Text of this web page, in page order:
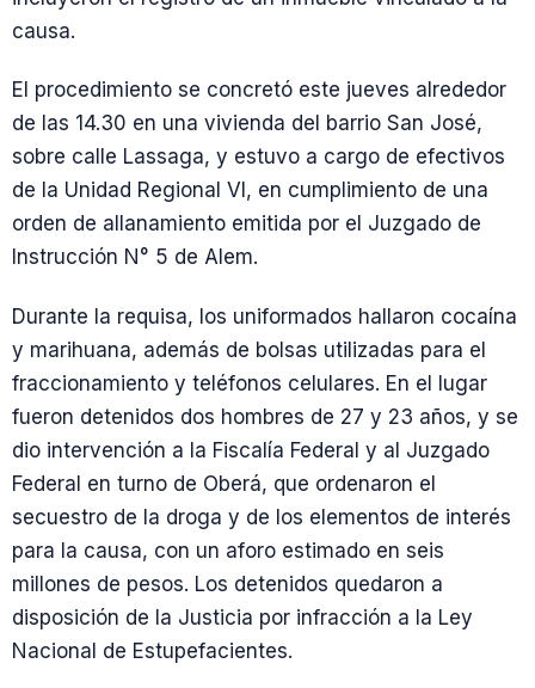
causa.
El procedimiento se concretó este jueves alrededor
de las 14.30 en una vivienda del barrio San José,
sobre calle Lassaga, y estuvo a cargo de efectivos
de la Unidad Regional VI, en cumplimiento de una
orden de allanamiento emitida por el Juzgado de
Instrucción N° 5 de Alem.
Durante la requisa, los uniformados hallaron cocaína
y marihuana, además de bolsas utilizadas para el
fraccionamiento y teléfonos celulares. En el lugar
fueron detenidos dos hombres de 27 y 23 años, y se
dio intervención a la Fiscalía Federal y al Juzgado
Federal en turno de Oberá, que ordenaron el
secuestro de la droga y de los elementos de interés
para la causa, con un aforo estimado en seis
millones de pesos. Los detenidos quedaron a
disposición de la Justicia por infracción a la Ley
Nacional de Estupefacientes.